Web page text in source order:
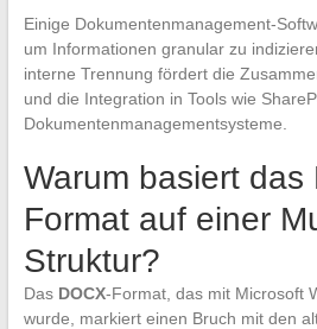
Einige Dokumentenmanagement-
um Informationen granular zu
interne Trennung fördert die
und die Integration in Tools wie
Dokumentenmanagementsysteme.
Warum basiert das
Format auf einer
Struktur?
Das DOCX-Format, das mit Microsoft
wurde, markiert einen Bruch mit den